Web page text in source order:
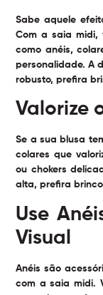
Sabe aquele
Com a saia midi,
como anéis,
personalidade. A
robusto, prefira
Valorize
Se a sua blusa
colares que
ou chokers
alta, prefira
Use
Visual
Anéis são
com a saia midi.